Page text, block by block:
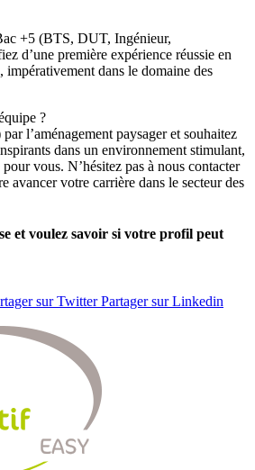
+5 (BTS, DUT, Ingénieur,
d’une première expérience réussie en
impérativement dans le domaine des
?
l’aménagement paysager et souhaitez
dans un environnement stimulant,
vous. N’hésitez pas à nous contacter
avancer votre carrière dans le secteur des
et voulez savoir si votre profil peut
sur TwitterPartager sur Linkedin